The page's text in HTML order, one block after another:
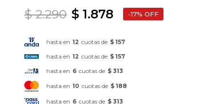
$ 1.878
$ 2.290 17
hasta en 12 cuotas de $ 157
hasta en 12 cuotas de $ 157
hasta en 6 cuotas de $ 313
hasta en 10 cuotas de $ 188
hasta en 6 cuotas de $ 313